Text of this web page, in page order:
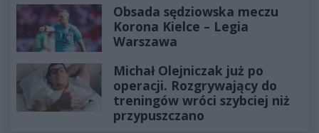
Obsada sędziowska meczu
Korona Kielce – Legia
Warszawa
Michał Olejniczak już po
operacji. Rozgrywający do
treningów wróci szybciej niż
przypuszczano